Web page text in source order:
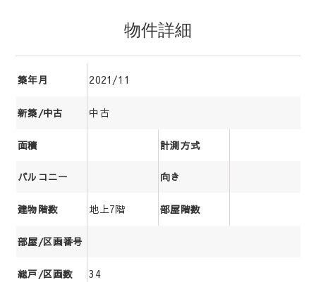
物件詳細
築年月 2021/11
新築/中古 中古
面積 計測方式
バルコニー 向き
建物階数 地上7階 部屋階数
部屋/区画番号
総戸/区画数 34